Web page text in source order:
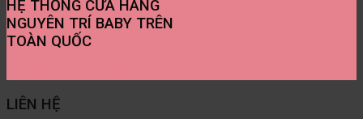
HỆ THỐNG CỬA HÀNG
NGUYÊN TRÍ BABY TRÊN
TOÀN QUỐC
LIÊN HỆ